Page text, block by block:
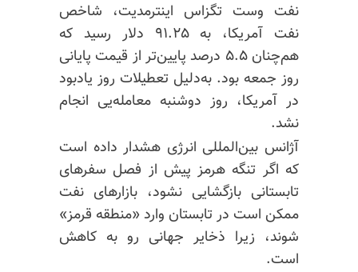
نفت وست تگزاس اینترمدیت، شاخص
نفت آمریکا، به ۹۱.۲۵ دلار رسید که
هم‌چنان ۵.۵ درصد پایین‌تر از قیمت پایانی
روز جمعه بود. به‌دلیل تعطیلات روز یادبود
در آمریکا، روز دوشنبه معامله‌یی انجام
نشد.
آژانس بین‌المللی انرژی هشدار داده است
که اگر تنگه هرمز پیش از فصل سفرهای
تابستانی بازگشایی نشود، بازارهای نفت
ممکن است در تابستان وارد «منطقه قرمز»
شوند، زیرا ذخایر جهانی رو به کاهش
است.